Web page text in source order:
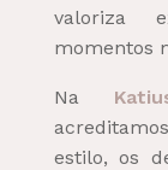
valoriza
momentos
Na
estilo, os